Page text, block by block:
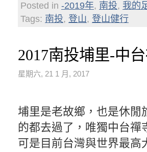
Posted in -2019年, 南投, 我的
Tags: 南投, 登山, 登山健行
2017南投埔里-中
星期六, 21 1 月, 2017
埔里是老故鄉，也是休閒
的都去過了，唯獨中台
可是目前台灣與世界最高